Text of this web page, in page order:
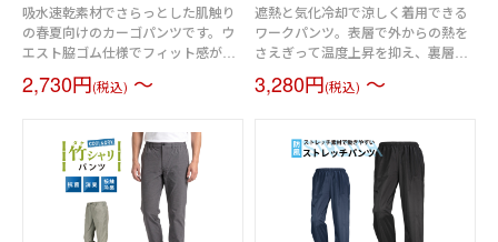
吸水速乾素材でさらっとした肌触り
の春夏向けのカーゴパンツです。ウ
エスト脇ゴム仕様でフィット感がよ
細かな調節も可能です。左右には使
ました。股下には消臭テープが縫い
込まれており、暑い季節に気になる
ニオイも軽減。生地は洗濯してもか
乾きやすい綿ポリエステルです。シ
ンプルなデザインで、毎日の仕事や
休日にも使いやすいカーゴパンツで
2,730円(税込) ～
遮熱と気化冷却で涼しく着用できる
ワークパンツ。表層で外からの熱を
さえぎって温度上昇を抑え、裏層は
り。暑い日でも涼しさがしっかり持
かな着心地に加え、吸水速乾やUVカ
ット機能も完備。ウエストのスピン
ドルは、内側と外側を選んで使える
両用仕様になっています。
3,280円(税込) ～